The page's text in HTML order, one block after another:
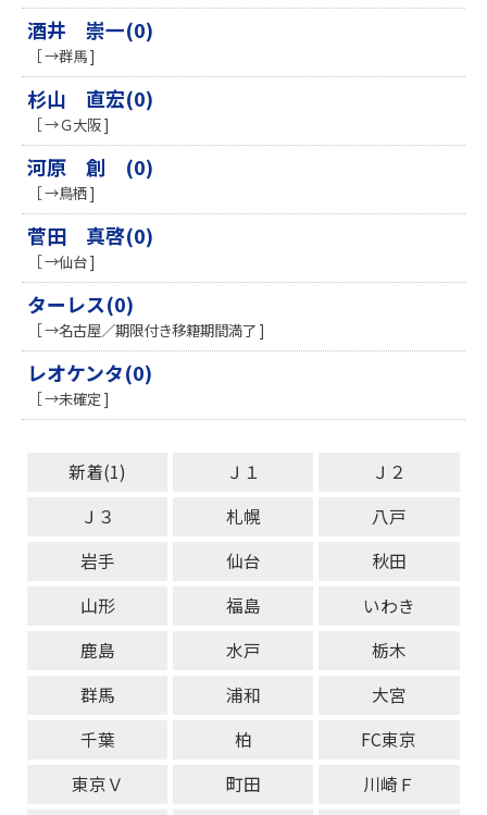
酒井 崇一(0)
［ →群馬 ]
杉山 直宏(0)
［ →Ｇ大阪 ]
河原 創 (0)
［ →鳥栖 ]
菅田 真啓(0)
［ →仙台 ]
ターレス(0)
［ →名古屋／期限付き移籍期間満了 ]
レオケンタ(0)
［ →未確定 ]
新着(1) Ｊ１
Ｊ２
Ｊ３
札幌
八戸
岩手
仙台
秋田
山形
福島
いわき
鹿島
水戸
栃木
群馬
浦和
大宮
千葉
柏
FC東京
東京Ｖ
町田
川崎Ｆ